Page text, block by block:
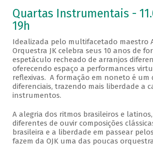
Quartas Instrumentais -
19h
Idealizada pelo multifacetado maestro
Orquestra JK celebra seus 10 anos de
espetáculo recheado de arranjos
oferecendo espaço a performances
reflexivas. A formação em noneto é um
diferenciais, trazendo mais liberdade a
instrumentos.
A alegria dos ritmos brasileiros e
diferentes de ouvir composições
brasileira e a liberdade em passear
fazem da OJK uma das poucas